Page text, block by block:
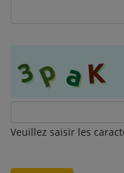
Veuillez saisir les